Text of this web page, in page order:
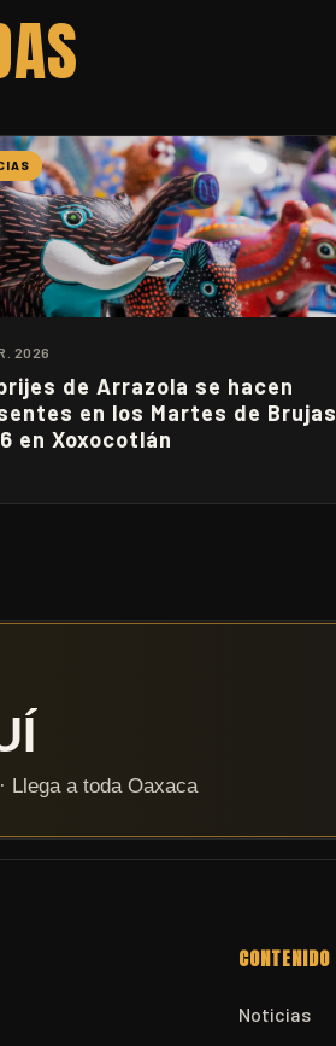
2026
de Arrazola se hacen
en los Martes de Brujas
en Xoxocotlán
CONTENIDO
Noticias